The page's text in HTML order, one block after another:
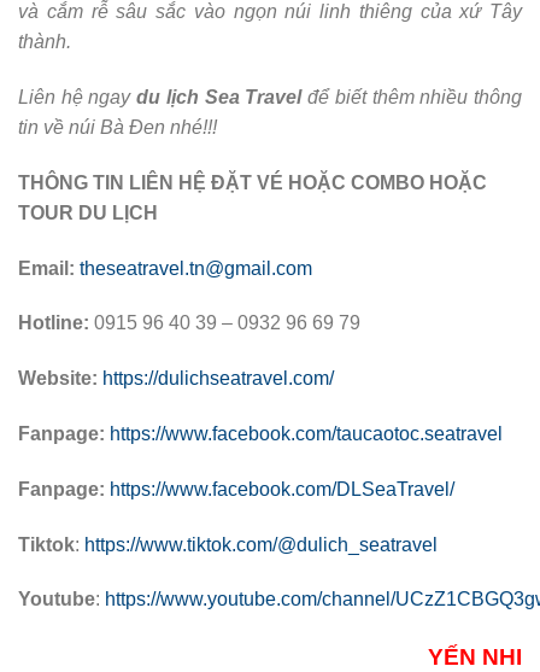
và cắm rễ sâu sắc vào ngọn núi linh thiêng của xứ Tây
thành.
Liên hệ ngaydu lịch Sea Travelđể biết thêm nhiều thông
tin về núi Bà Đen nhé!!!
THÔNG TIN LIÊN HỆ ĐẶT VÉ HOẶC COMBO HOẶC
TOUR DU LỊCH
Email: theseatravel.tn@gmail.com
Hotline: 0915 96 40 39 – 0932 96 69 79
Website: https://dulichseatravel.com/
Fanpage: https://www.facebook.com/taucaotoc.seatravel
Fanpage: https://www.facebook.com/DLSeaTravel/
Tiktok: https://www.tiktok.com/@dulich_seatravel
Youtube: https://www.youtube.com/channel/
YẾN NHI